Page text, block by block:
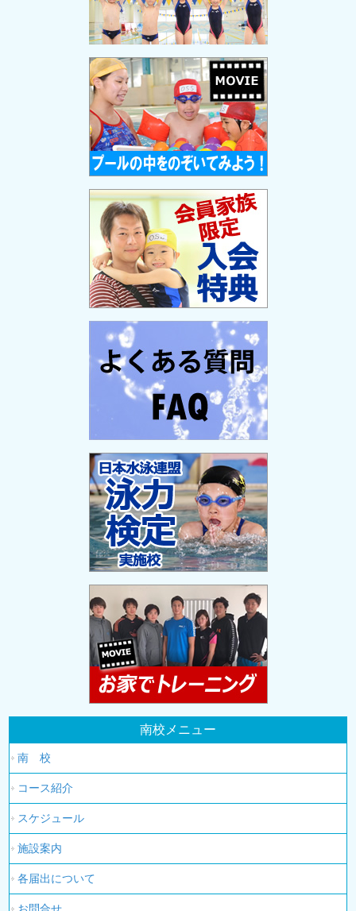
南校メニュー
南 校
コース紹介
スケジュール
施設案内
各届出について
お問合せ